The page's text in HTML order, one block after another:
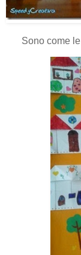
Sono come